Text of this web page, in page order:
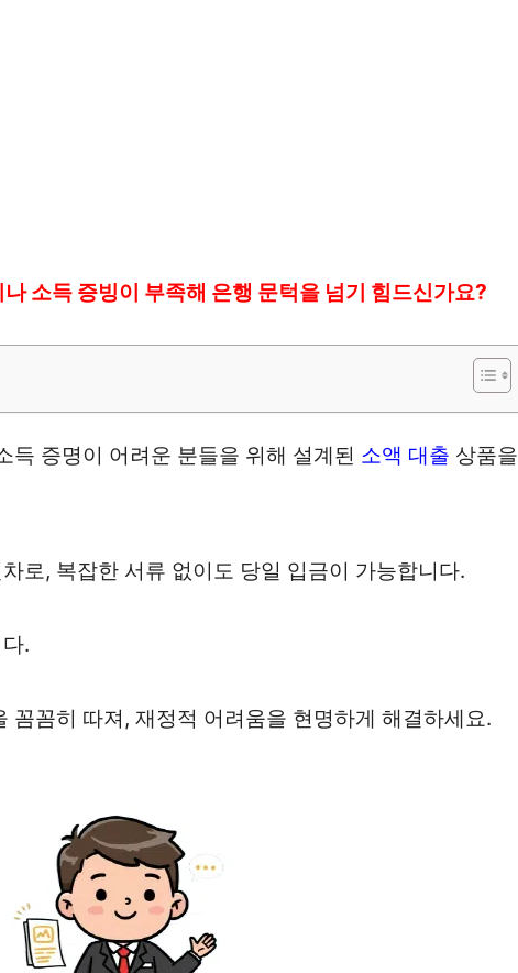
소득 증빙이 부족해 은행 문턱을 넘기 힘드신가요?
득 증명이 어려운 분들을 위해 설계된 소액 대출 상품을
로, 복잡한 서류 없이도 당일 입금이 가능합니다.
.
꼼꼼히 따져, 재정적 어려움을 현명하게 해결하세요.